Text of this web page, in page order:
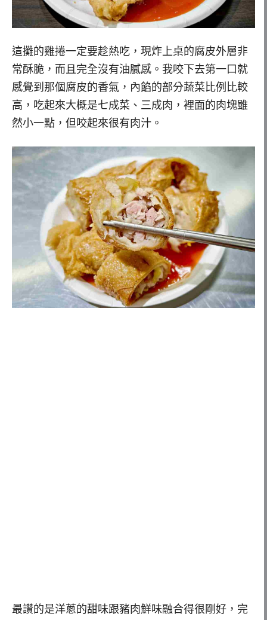
這攤的雞捲一定要趁熱吃，現炸上桌的腐皮外層非
常酥脆，而且完全沒有油膩感。我咬下去第一口就
感覺到那個腐皮的香氣，內餡的部分蔬菜比例比較
高，吃起來大概是七成菜、三成肉，裡面的肉塊雖
然小一點，但咬起來很有肉汁。
最讚的是洋蔥的甜味跟豬肉鮮味融合得很剛好，完